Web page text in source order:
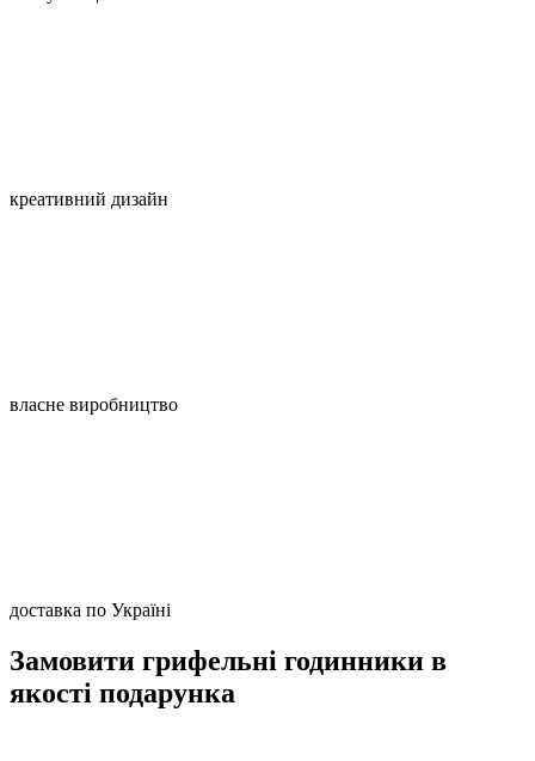
креативний дизайн
власне виробництво
доставка по Україні
Замовити грифельні годинники в
якості подарунка